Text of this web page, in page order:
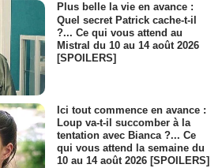
Plus belle la vie en avance :
Quel secret Patrick cache-t-il
?... Ce qui vous attend au
Mistral du 10 au 14 août 2026
[SPOILERS]
Ici tout commence en avance :
Loup va-t-il succomber à la
tentation avec Bianca ?... Ce
qui vous attend la semaine du
10 au 14 août 2026 [SPOILERS]